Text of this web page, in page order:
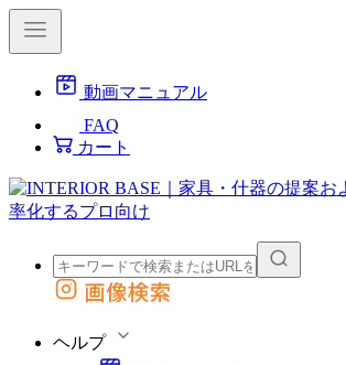
動画マニュアル
FAQ
カート
外部サイトの商品をカートに追加
画像検索
ヘルプ